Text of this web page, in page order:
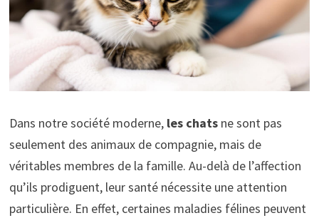
Dans notre société moderne, les chatsne sont pas
seulement des animaux de compagnie, mais de
véritables membres de la famille. Au-delà de l’affection
qu’ils prodiguent, leur santé nécessite une attention
particulière. En effet, certaines maladies félines peuvent